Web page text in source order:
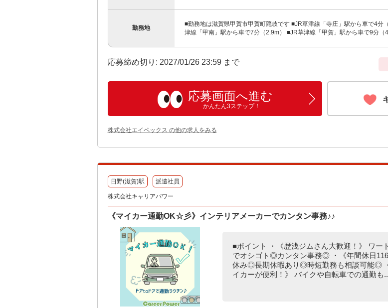
勤務地
■勤務地は滋賀県甲賀市甲賀町隠岐です ■JR草津線「寺庄」駅から車で4分
津線「甲南」駅から車で7分（2.9m） ■JR草津線「甲賀」駅から車で9分（
応募締め切り: 2027/01/26 23:59 まで
応募画面へ進む
かんたん3ステップ！
株式会社エイペックス の他の求人をみる
日野(滋賀)駅 派遣社員
株式会社キャリアパワー
《マイカー通勤OK☆彡》インテリアメーカーでカンタン事務♪♪
■ポイント ・《歴浅ジムさん大歓迎！》 ワー
でオシゴト◎カンタン事務◎ ・《年間休日
休み◎長期休暇あり◎時短勤務も相談可能◎
イカーが便利！》 バイクや自転車での通勤も